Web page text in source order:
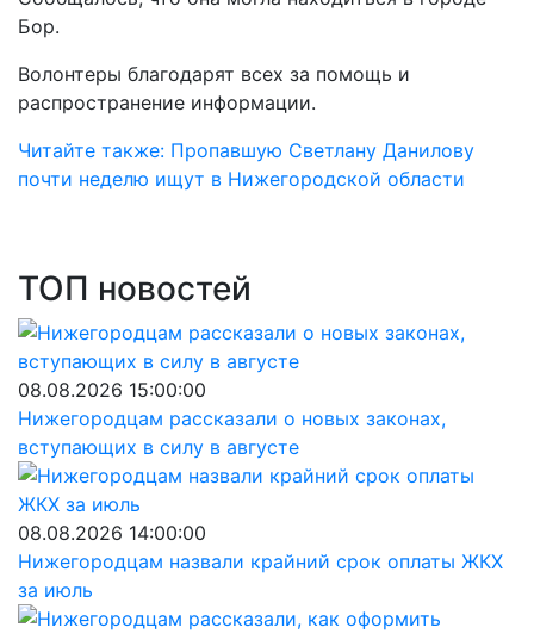
Бор.
Волонтеры благодарят всех за помощь и
распространение информации.
Читайте также: Пропавшую Светлану Данилову
почти неделю ищут в Нижегородской области
ТОП новостей
08.08.2026 15:00:00
Нижегородцам рассказали о новых законах,
вступающих в силу в августе
08.08.2026 14:00:00
Нижегородцам назвали крайний срок оплаты ЖКХ
за июль